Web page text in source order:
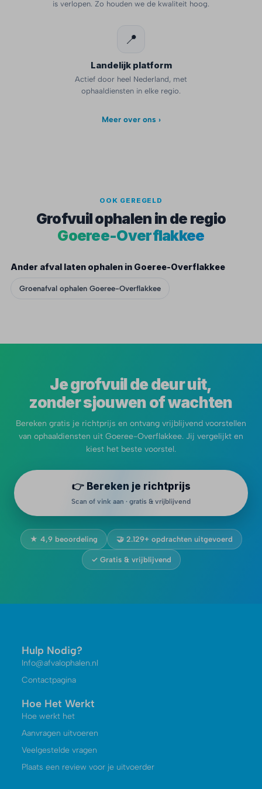
is verlopen. Zo houden we de kwaliteit hoog.
📍
Landelijk platform
Actief door heel Nederland, met
ophaaldiensten in elke regio.
Meer over ons ›
OOK GEREGELD
Grofvuil ophalen in de regio
Goeree-Overflakkee
Ander afval laten ophalen in Goeree-Overflakkee
Groenafval ophalen Goeree-Overflakkee
Je grofvuil de deur uit,
zonder sjouwen of wachten
Bereken gratis je richtprijs en ontvang vrijblijvend voorstellen
van ophaaldiensten uit Goeree-Overflakkee. Jij vergelijkt en
kiest het beste voorstel.
👉 Bereken je richtprijs
Scan of vink aan · gratis & vrijblijvend
★ 4,9 beoordeling 🤝 2.129+ opdrachten uitgevoerd
✓ Gratis & vrijblijvend
Hulp Nodig?
Info@afvalophalen.nl
Contactpagina
Hoe Het Werkt
Hoe werkt het
Aanvragen uitvoeren
Veelgestelde vragen
Plaats een review voor je uitvoerder